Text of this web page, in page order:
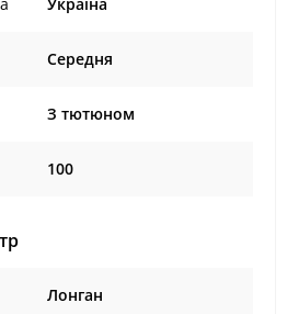
Середня
З тютюном
100
Лонган